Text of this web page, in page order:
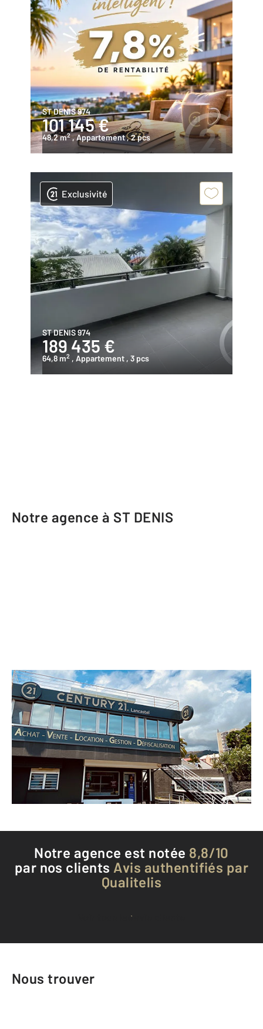
ST DENIS 974
101 145 €
48,2 m2 , Appartement, 2 pcs
Exclusivité
ST DENIS 974
189 435 €
64,8 m2 , Appartement , 3 pcs
Notre agence à ST DENIS
CENTURY 21 Lancastel
362 rue du Maréchal Leclerc
ST DENIS - 97400
Envoyer un message
Téléphoner à l'agence
Notre agence est notée 8,8/10
par nos clients Avis authentifiés par
Qualitelis
Voir tous les avis clients
Nous trouver